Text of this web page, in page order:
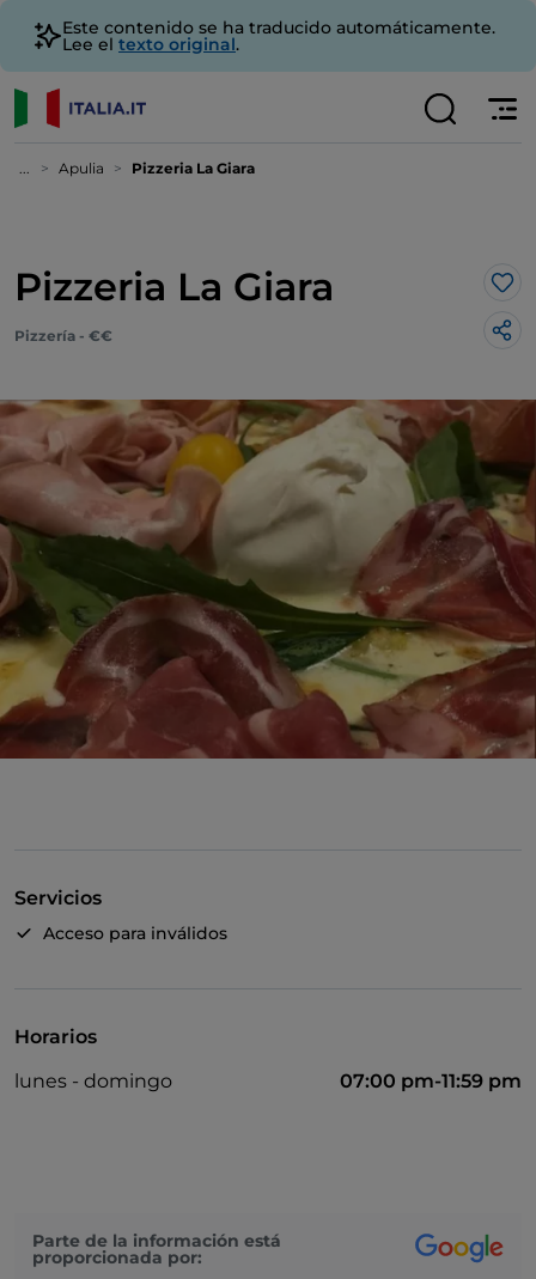
Este contenido se ha traducido automáticamente.
Lee el texto original.
... Apulia Pizzeria La Giara
Pizzeria La Giara Me
Pizzería - €€
Servicios
Acceso para inválidos
Horarios
lunes - domingo
07:00 pm-11:59 pm
Parte de la información está
proporcionada por: